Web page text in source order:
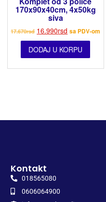
170x90x40cm, 4x50kg
siva
17.670rsd 16.990rsd sa PDV-om
DODAJ U KORPU
Kontakt
018565080
0606064900